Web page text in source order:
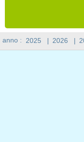
anno : 2025 | 2026 |